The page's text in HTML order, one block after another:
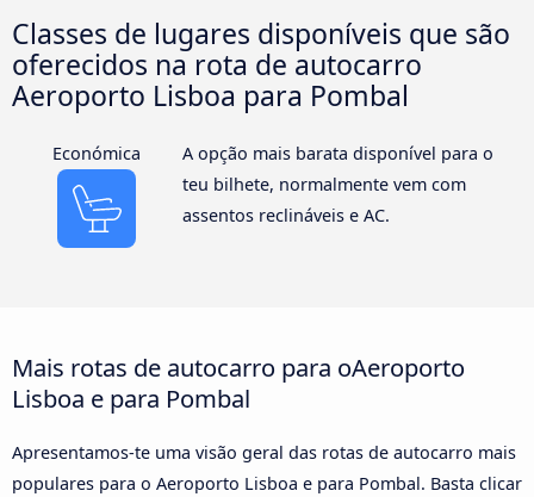
Classes de lugares disponíveis que são
oferecidos na rota de autocarro
Aeroporto Lisboa para Pombal
Económica
A opção mais barata disponível para o
teu bilhete, normalmente vem com
assentos reclináveis e AC.
Mais rotas de autocarro para oAeroporto
Lisboa e para Pombal
Apresentamos-te uma visão geral das rotas de autocarro mais
populares para o Aeroporto Lisboa e para Pombal. Basta clicar